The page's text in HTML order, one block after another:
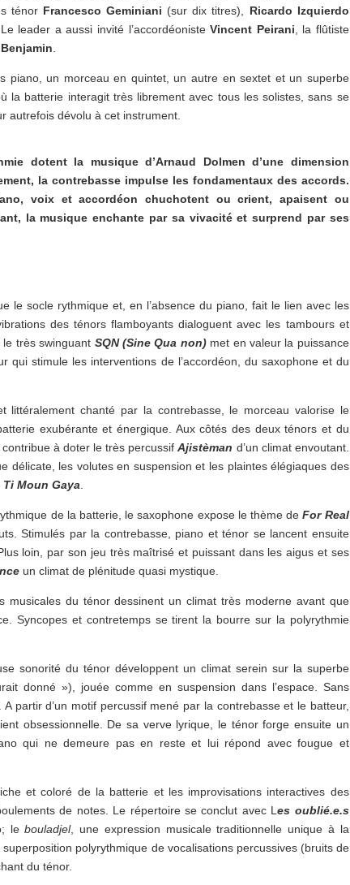
ténor Francesco Geminiani (sur dix titres), Ricardo Izquierdo
leader a aussi invité l’accordéonisteVincent Peirani , la flûtiste
piano, un morceau en quintet, un autre en sextet et un superbe
la batterie interagit très librement avec tous les solistes, sans se
autrefois dévolu à cet instrument.
dotent la musique d’Arnaud Dolmen d’une dimension
la contrebasse impulse les fondamentaux des accords.
voix et accordéon chuchotent ou crient, apaisent ou
la musique enchante par sa vivacité et surprend par ses
le socle rythmique et, en l’absence du piano, fait le lien avec les
des ténors flamboyants dialoguent avec les tambours et
le très swinguant SQN (Sine Qua non)met en valeur la puissance
stimule les interventions de l’accordéon, du saxophone et du
littéralement chanté par la contrebasse, le morceau valorise le
exubérante et énergique. Aux côtés des deux ténors et du
à doter le très percussifAjistèman d’un climat envoutant.
délicate, les volutes en suspension et les plaintes élégiaques des
Ti Moun Gaya
de la batterie, le saxophone expose le thème deFor Real
Stimulés par la contrebasse, piano et ténor se lancent ensuite
loin, par son jeu très maîtrisé et puissant dans les aigus et ses
un climat de plénitude quasi mystique.
musicales du ténor dessinent un climat très moderne avant que
Syncopes et contretemps se tirent la bourre sur la polyrythmie
sonorité du ténor développent un climat serein sur la superbe
donné »), jouée comme en suspension dans l’espace. Sans
. A partir d’un motif percussif mené par la contrebasse et le batteur,
obsessionnelle. De sa verve lyrique, le ténor forge ensuite un
qui ne demeure pas en reste et lui répond avec fougue et
et coloré de la batterie et les improvisations interactives des
de notes. Le répertoire se conclut avec Les oublié.e.s
lebouladjel, une expression musicale traditionnelle unique à la
polyrythmique de vocalisations percussives (bruits de
du ténor.